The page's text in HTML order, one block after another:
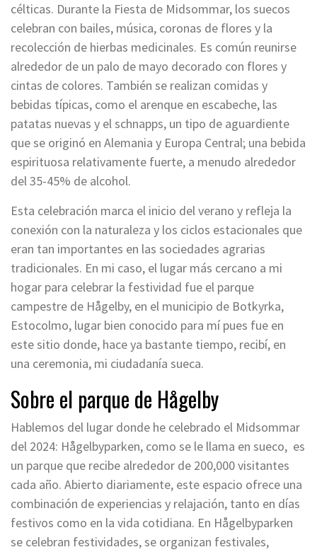
célticas. Durante la Fiesta de Midsommar, los suecos
celebran con bailes, música, coronas de flores y la
recolección de hierbas medicinales. Es común reunirse
alrededor de un palo de mayo decorado con flores y
cintas de colores. También se realizan comidas y
bebidas típicas, como el arenque en escabeche, las
patatas nuevas y el schnapps, un tipo de aguardiente
que se originó en Alemania y Europa Central; una bebida
espirituosa relativamente fuerte, a menudo alrededor
del 35-45% de alcohol.
Esta celebración marca el inicio del verano y refleja la
conexión con la naturaleza y los ciclos estacionales que
eran tan importantes en las sociedades agrarias
tradicionales. En mi caso, el lugar más cercano a mi
hogar para celebrar la festividad fue el parque
campestre de Hågelby, en el municipio de Botkyrka,
Estocolmo, lugar bien conocido para mí pues fue en
este sitio donde, hace ya bastante tiempo, recibí, en
una ceremonia, mi ciudadanía sueca.
Sobre el parque de Hågelby
Hablemos del lugar donde he celebrado el Midsommar
del 2024: Hågelbyparken, como se le llama en sueco, es
un parque que recibe alrededor de 200,000 visitantes
cada año. Abierto diariamente, este espacio ofrece una
combinación de experiencias y relajación, tanto en días
festivos como en la vida cotidiana. En Hågelbyparken
se celebran festividades, se organizan festivales,